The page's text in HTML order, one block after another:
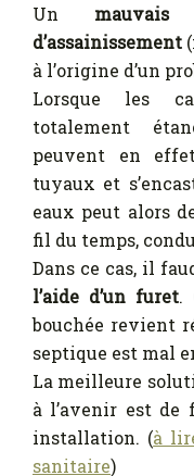
Un
d’assainissement
à l’origine d’un
Lorsque les
totalement
peuvent en
tuyaux et
eaux peut alors
fil du temps,
Dans ce cas, il
l’aide d’un furet.
bouchée revient
septique est mal
La meilleure
à l’avenir est
installation. (à
sanitaire)